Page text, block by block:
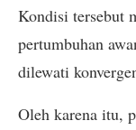
Kondisi tersebut
pertumbuhan
dilewati
Oleh karena itu,